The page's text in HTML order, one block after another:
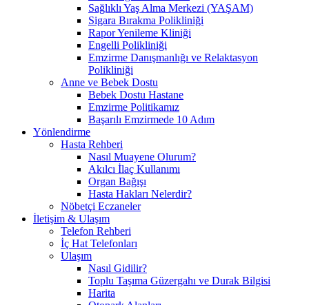
Sağlıklı Yaş Alma Merkezi (YAŞAM)
Sigara Bırakma Polikliniği
Rapor Yenileme Kliniği
Engelli Polikliniği
Emzirme Danışmanlığı ve Relaktasyon
Polikliniği
Anne ve Bebek Dostu
Bebek Dostu Hastane
Emzirme Politikamız
Başarılı Emzirmede 10 Adım
Yönlendirme
Hasta Rehberi
Nasıl Muayene Olurum?
Akılcı İlaç Kullanımı
Organ Bağışı
Hasta Hakları Nelerdir?
Nöbetçi Eczaneler
İletişim & Ulaşım
Telefon Rehberi
İç Hat Telefonları
Ulaşım
Nasıl Gidilir?
Toplu Taşıma Güzergahı ve Durak Bilgisi
Harita